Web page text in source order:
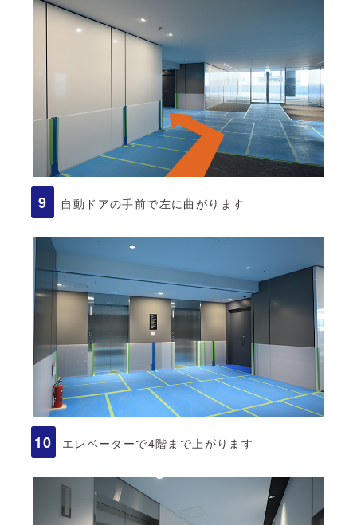
自動ドアの手前で左に曲がります
エレベーターで4階まで上がります